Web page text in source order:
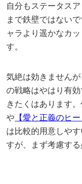
自分もステータス
まで鉄壁ではない
ャラより遥かなカ
す。
気絶は効きません
の戦略はやはり有
きたくはあります
や 【愛と正義のヒ
は比較的用意しや
すが、まず考慮する